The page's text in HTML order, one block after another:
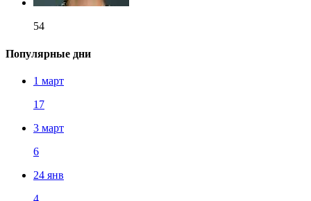
54
Популярные дни
1 март
17
3 март
6
24 янв
4